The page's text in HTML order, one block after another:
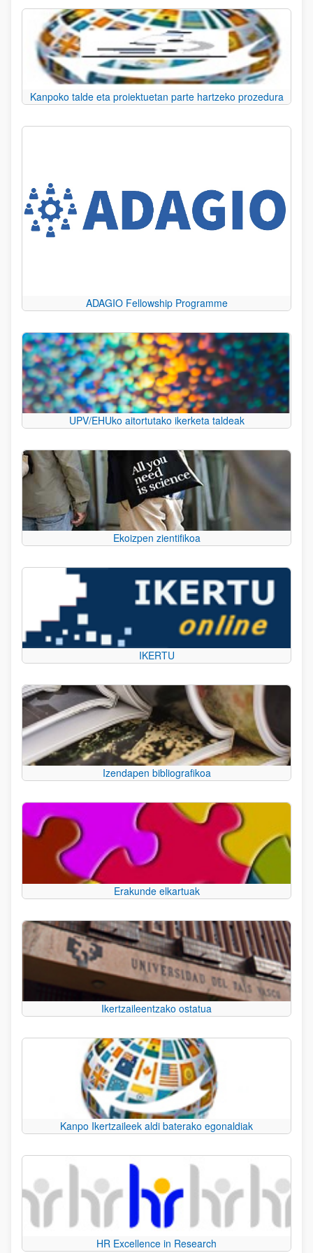
Kanpoko talde eta proiektuetan parte hartzeko prozedura
ADAGIO Fellowship Programme
UPV/EHUko aitortutako ikerketa taldeak
Ekoizpen zientifikoa
IKERTU
Izendapen bibliografikoa
Erakunde elkartuak
Ikertzaileentzako ostatua
Kanpo Ikertzaileek aldi baterako egonaldiak
HR Excellence in Research